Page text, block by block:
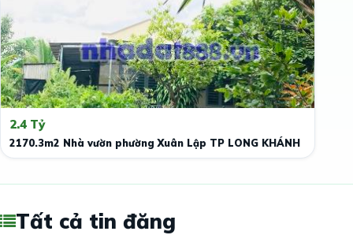
2.4 Tỷ
2170.3m2 Nhà vườn phường Xuân Lập TP LONG KHÁNH
Tất cả tin đăng